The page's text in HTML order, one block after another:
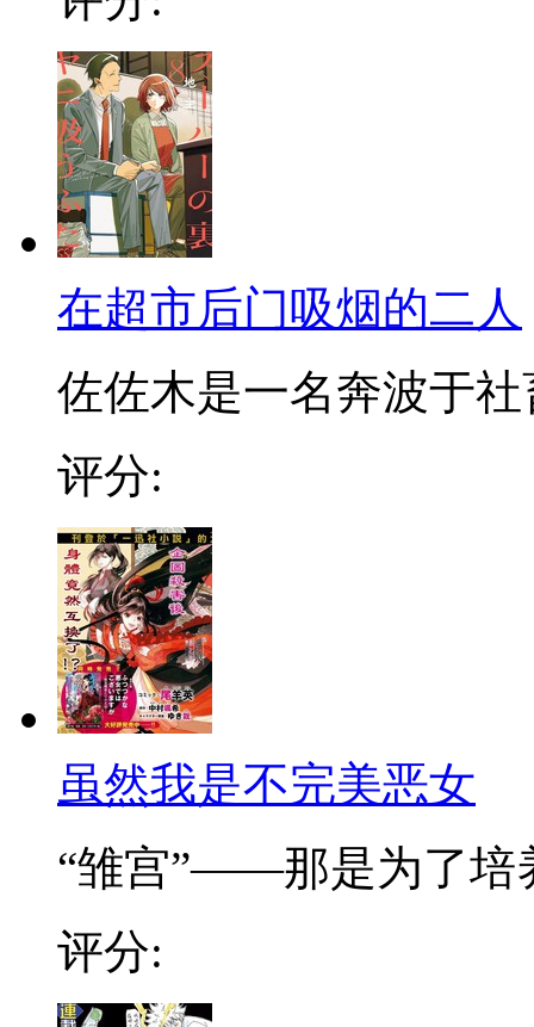
在超市后门吸烟的二人
佐佐木是一名奔波于社
评分:
虽然我是不完美恶女
“雏宫”——那是为了培
评分: